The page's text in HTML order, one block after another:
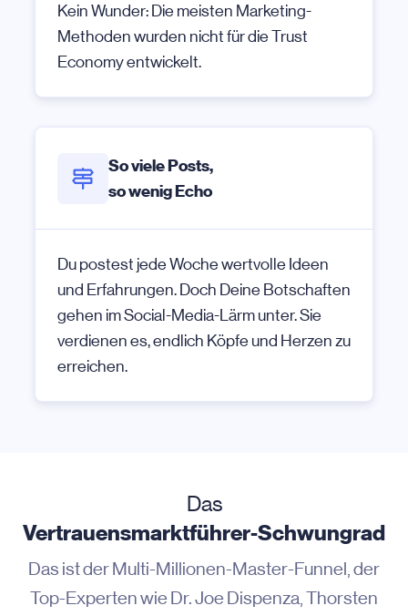
Kein Wunder: Die meisten Marketing-
Methoden wurden nicht für die Trust
Economy entwickelt.
So viele Posts,
so wenig Echo
Du postest jede Woche wertvolle Ideen
und Erfahrungen. Doch Deine Botschaften
gehen im Social-Media-Lärm unter. Sie
verdienen es, endlich Köpfe und Herzen zu
erreichen.
Das
Vertrauensmarktführer-Schwungrad
Das ist der Multi-Millionen-Master-Funnel, der
Top-Experten wie Dr. Joe Dispenza, Thorsten